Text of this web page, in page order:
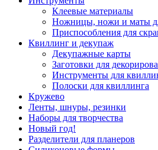
Клеевые материалы
Ножницы, ножи и маты
Приспособления для
Квиллинг и декупаж
Декупажные карты
Заготовки для
Инструменты для
Полоски для квиллинга
Кружево
Ленты, шнуры, резинки
Наборы для творчества
Новый год!
Разделители для планеров